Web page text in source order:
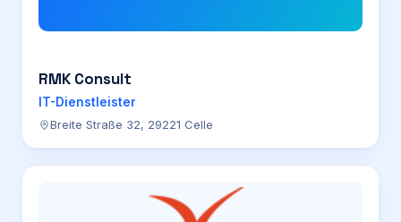
RMK Consult
IT-Dienstleister
Breite Straße 32, 29221 Celle